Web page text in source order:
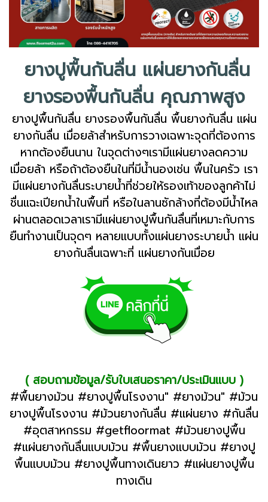
ยางปูพื้นกันลื่น แผ่นยางกันลื่น
ยางรองพื้นกันลื่น คุณภาพสูง
ยางปูพื้นกันลื่น ยางรองพื้นกันลื่น พื้นยางกันลื่น แผ่น
ยางกันลื่น เมื่อยล้าสำหรับการวางเฉพาะจุดที่ต้องการ
หากต้องยืนนาน ในจุดต่างๆเรามีแผ่นยางลดความ
เมื่อยล้า หรือถ้าต้องยืนในที่มีน้ำนองเช่น พื้นในครัว เรา
มีแผ่นยางกันลื่นระบายน้ำที่ช่วยให้รองเท้าของลูกค้าไม่
ชื่นแฉะเปียกน้ำในพื้นที่ หรือในลานซักล้างที่ต้องมีน้ำไหล
ผ่านตลอดเวลาเรามีแผ่นยางปูพื้นกันลื่นที่เหมาะกับการ
ยืนทำงานเป็นจุดๆ หลายแบบทั้งแผ่นยางระบายน้ำ แผ่น
ยางกันลื่นเฉพาะที่ แผ่นยางกันเมื่อย
( สอบถามข้อมูล/รับใบเสนอราคา/ประเมินเเบบ )
#พื้นยางม้วน #ยางปูพื้นโรงงาน" #ยางม้วน" #ม้วน
ยางปูพื้นโรงงาน #ม้วนยางกันลื่น #แผ่นยาง #กันลื่น
#อุตสาหกรรม #getfloormat #ม้วนยางปูพื้น
#แผ่นยางกันลื่นแบบม้วน #พื้นยางแบบม้วน #ยางปู
พื้นแบบม้วน #ยางปูพื้นทางเดินยาว #เเผ่นยางปูพื้น
ทางเดิน